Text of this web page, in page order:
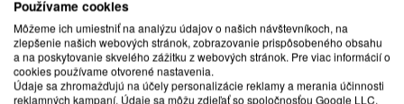
Používame cookies
Môžeme ich umiestniť na analýzu údajov o našich návštevníkoch, na
zlepšenie našich webových stránok, zobrazovanie prispôsobeného obsahu
a na poskytovanie skvelého zážitku z webových stránok. Pre viac informácií o
cookies používame otvorené nastavenia.
Údaje sa zhromažďujú na účely personalizácie reklamy a merania účinnosti
reklamných kampaní. Údaje sa môžu zdieľať so spoločnosťou Google LLC,